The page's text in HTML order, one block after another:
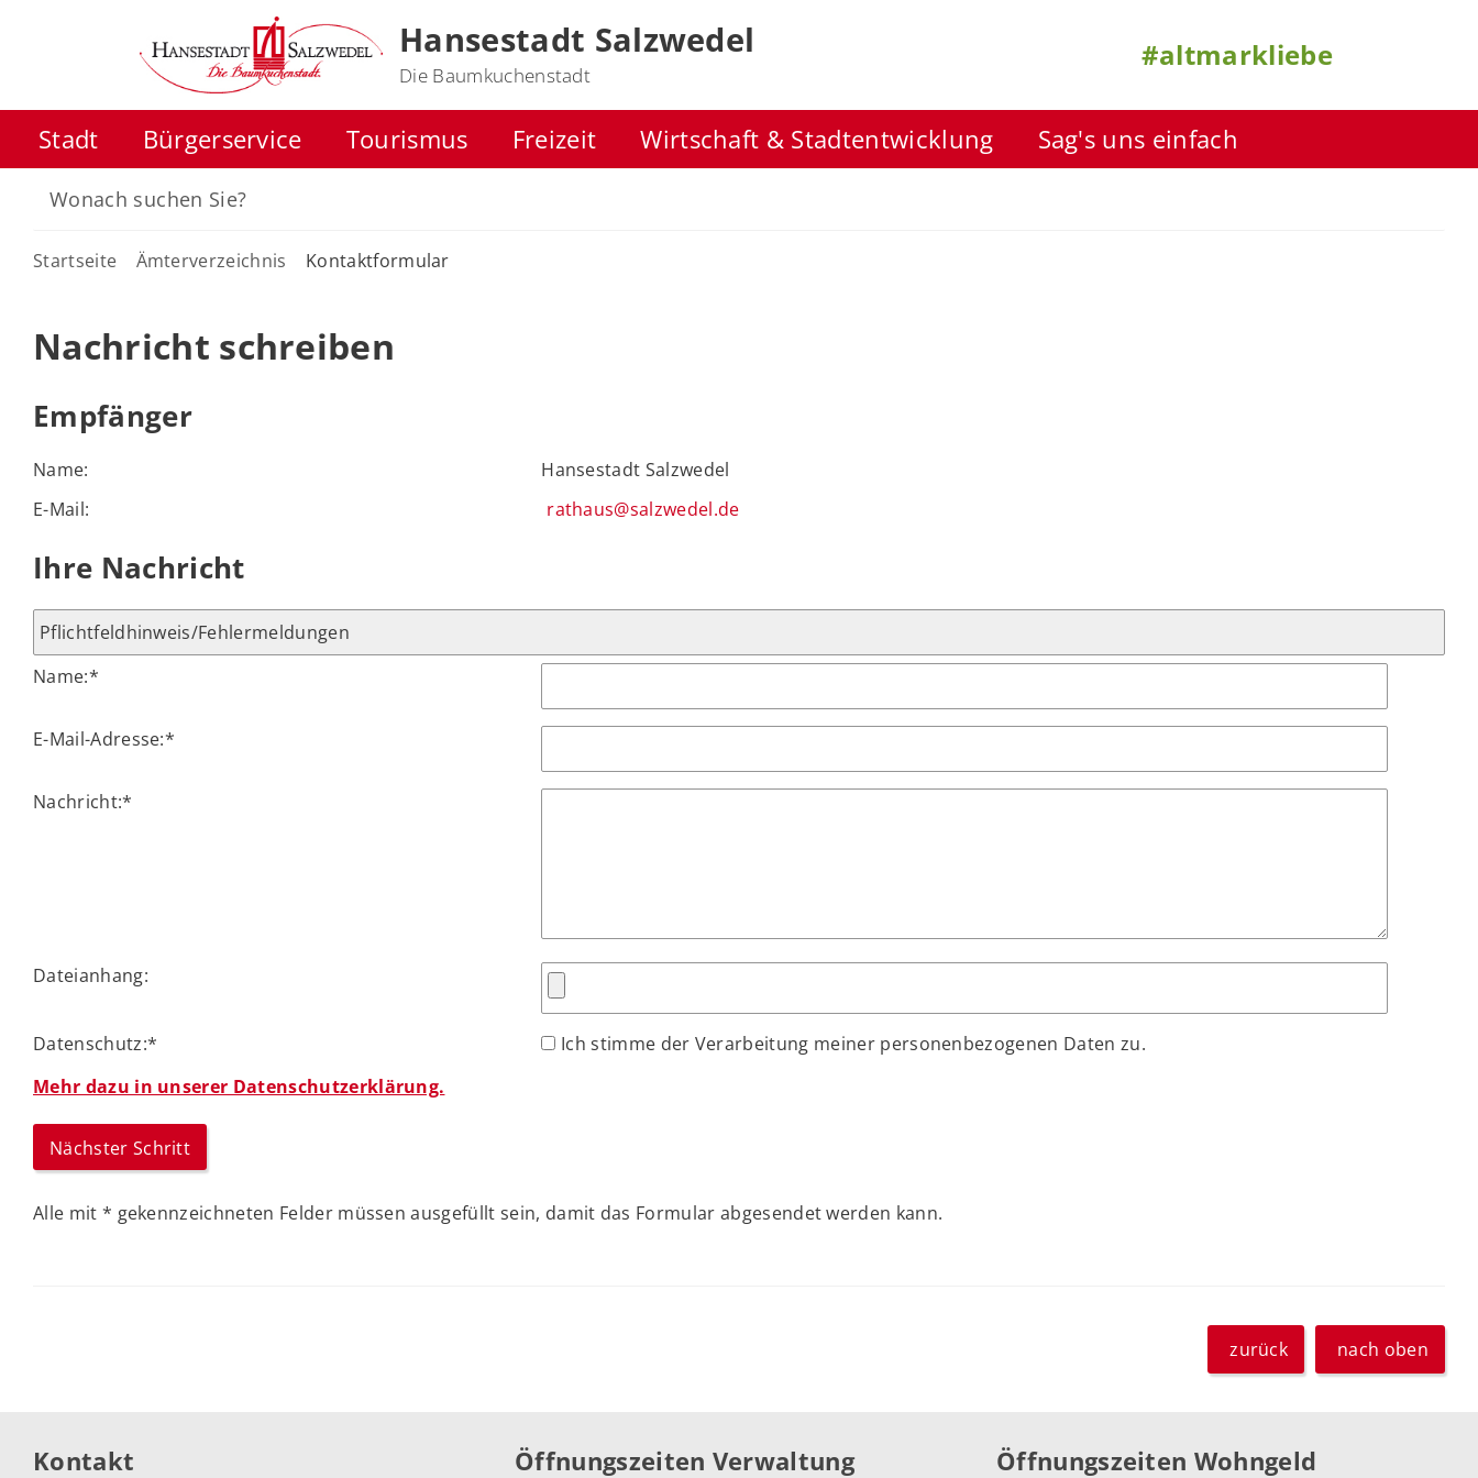
Hansestadt Salzwedel
Die Baumkuchenstadt
#altmarkliebe
Stadt Bürgerservice Tourismus Freizeit Wirtschaft & Stadtentwicklung Sag's uns einfach
Startseite Ämterverzeichnis Kontaktformular
Nachricht schreiben
Empfänger
Name:
Hansestadt Salzwedel
E-Mail:
rathaus@salzwedel.de
Ihre Nachricht
Name:*
E-Mail-Adresse:*
Nachricht:*
Dateianhang:
Datenschutz:*
Ich stimme der Verarbeitung meiner personenbezogenen Daten zu.
Mehr dazu in unserer Datenschutzerklärung.
Alle mit * gekennzeichneten Felder müssen ausgefüllt sein, damit das Formular abgesendet werden kann.
zurück nach oben
Kontakt Öffnungszeiten Verwaltung Öffnungszeiten Wohngeld